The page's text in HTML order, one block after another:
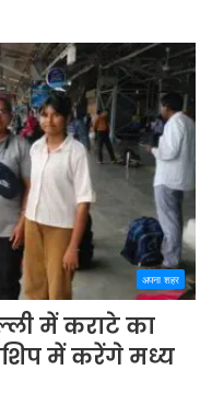
अपना शहर
में कराटे का
में करेंगे मध्य